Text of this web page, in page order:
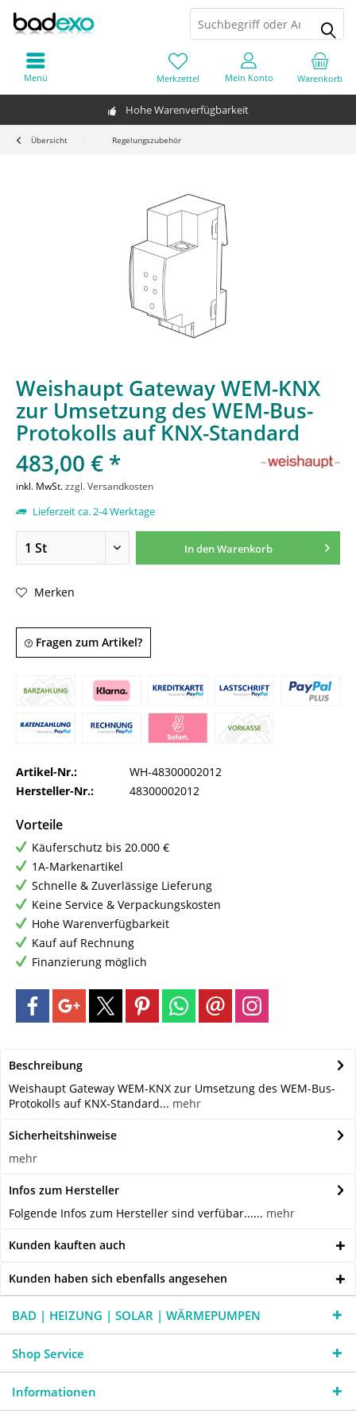
Hohe Warenverfügbarkeit
Warenkorb
Merkzettel Mein Konto
Menü
Übersicht Regelungszubehör
Weishaupt Gateway WEM-KNX
zur Umsetzung des WEM-Bus-
Protokolls auf KNX-Standard
483,00 € *
inkl. MwSt.zzgl. Versandkosten
Lieferzeit ca. 2-4 Werktage
In denWarenkorb
Merken
Fragen zum Artikel?
Artikel-Nr.:
WH-48300002012
Hersteller-Nr.:
48300002012
Vorteile
Käuferschutz bis 20.000 €
1A-Markenartikel
Schnelle & Zuverlässige Lieferung
Keine Service & Verpackungskosten
Hohe Warenverfügbarkeit
Kauf auf Rechnung
Finanzierung möglich
Beschreibung
Weishaupt Gateway WEM-KNX zur Umsetzung des WEM-Bus-
Protokolls auf KNX-Standard... mehr
Sicherheitshinweise
mehr
Infos zum Hersteller
Folgende Infos zum Hersteller sind verfübar...... mehr
Kunden kauften auch
Kunden haben sich ebenfalls angesehen
BAD | HEIZUNG | SOLAR | WÄRMEPUMPEN
Shop Service
Informationen